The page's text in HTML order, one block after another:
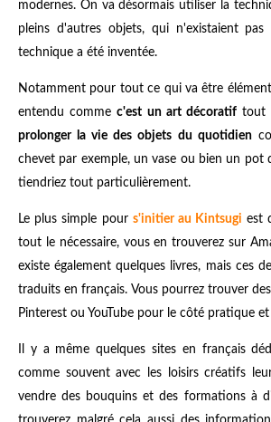
modernes. On va désormais utiliser la
pleins d'autres objets, qui n'existaient
technique a été inventée.
Notamment pour tout ce qui va être
entendu commec'est un art décoratif tout
prolonger la vie des objets du quotidien
chevet par exemple, un vase ou bien un pot
tiendriez tout particulièrement.
Le plus simple pour s'initier au Kintsugi est
tout le nécessaire, vous en trouverez sur
existe également quelques livres, mais ces
traduits en français. Vous pourrez trouver
Pinterest ou YouTube pour le côté pratique
Il y a même quelques sites en français
comme souvent avec les loisirs créatifs
vendre des bouquins et des formations à